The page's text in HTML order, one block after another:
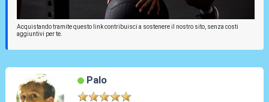
Acquistando tramite questo link contribuisci a sostenere il nostro sito, senza costi
aggiuntivi per te.
Palo